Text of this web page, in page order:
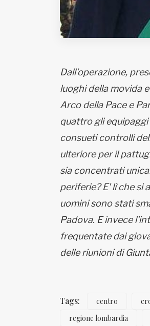
Dall'operazione,
luoghi della movida
Arco della Pace e
quattro gli
consueti controlli
ulteriore per il
sia concentrati
periferie? E' lì che si
uomini sono stati
Padova. E invece
frequentate dai
delle riunioni di
Tags: centro
regione lombardia